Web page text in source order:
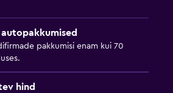
pakkumisi enam kui 70
hind